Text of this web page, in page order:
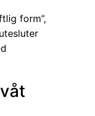
form”,